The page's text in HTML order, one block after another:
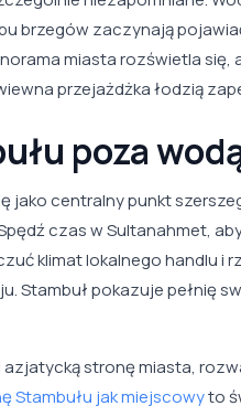
brzegów zaczynają
miasta rozświetla się,
przejażdżka łodzią
poza
jako centralny punkt
czas w Sultanahmet,
klimat lokalnego handlu i
Stambuł pokazuje pełnię
stronę miasta,
Stambułu jak miejscowyto